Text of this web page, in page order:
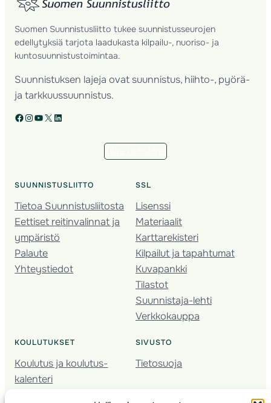
Suomen Suunnistusliitto tukee suunnistusseurojen
edellytyksiä tarjota laadukasta kilpailu-, nuoriso- ja
kuntosuunnistustoimintaa.
Suunnistuksen lajeja ovat suunnistus, hiihto-, pyörä-
ja tarkkuussuunnistus.
Facebook Instagram YouTube X LinkedIn
SUUNNISTUSLIITTO
Tietoa Suunnistusliitosta
Eettiset reitinvalinnat ja
ympäristö
Palaute
Yhteystiedot
SSL
Lisenssi
Materiaalit
Karttarekisteri
Kilpailut ja tapahtumat
Kuvapankki
Tilastot
Suunnistaja-lehti
Verkkokauppa
KOULUTUKSET
Koulutus ja koulutus­
kalenteri
SIVUSTO
Tietosuoja